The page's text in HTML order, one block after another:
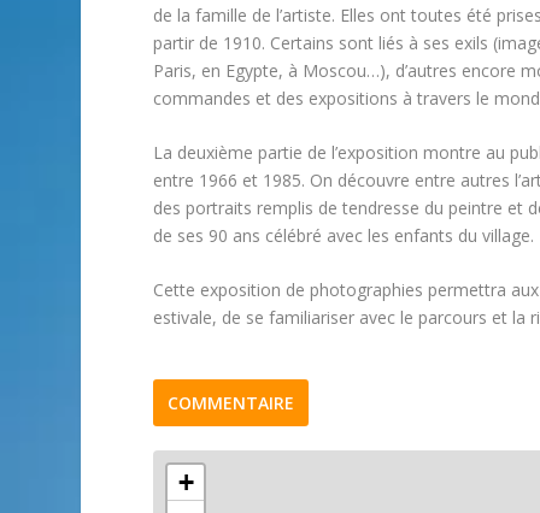
de la famille de l’artiste. Elles ont toutes été
partir de 1910. Certains sont liés à ses exils
Paris, en Egypte, à Moscou…), d’autres encore
commandes et des expositions à travers le
La deuxième partie de l’exposition montre au
entre 1966 et 1985. On découvre entre autres
des portraits remplis de tendresse du peintre et
de ses 90 ans célébré avec les enfants du village.
Cette exposition de photographies permettra
estivale, de se familiariser avec le parcours et la
COMMENTAIRE
+